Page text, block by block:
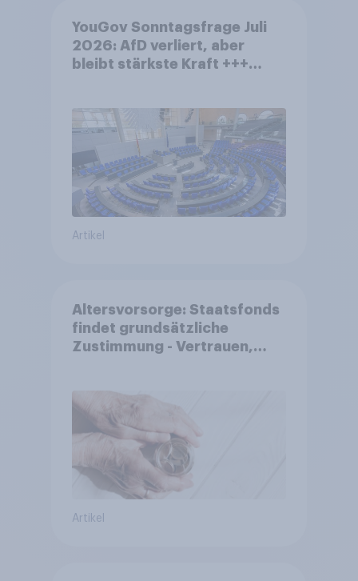
YouGov Sonntagsfrage Juli
2026: AfD verliert, aber
bleibt stärkste Kraft +++
Artikel
Altersvorsorge: Staatsfonds
findet grundsätzliche
Zustimmung - Vertrauen,
Akzeptanz
Artikel